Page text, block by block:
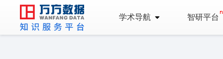
学术导航 智研平台